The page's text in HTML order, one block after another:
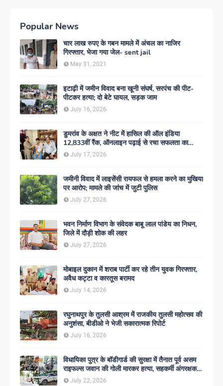
Popular News
चार लाख रुपए के गबन मामले में अंचल का नाजिर
गिरफ्तार, भेजा गया जेल- sent jail
May 31, 2021
इटाढ़ी में जमीन विवाद बना खूनी संघर्ष, सरपंच की पीट-
पीटकर हत्या; दो बेटे घायल, सड़क जाम
July 16, 2026
डुमरांव के अक्षत ने नीट में हासिल की ऑल इंडिया
12,833वीं रैंक, ऑनलाइन पढ़ाई से रचा सफलता का
इतिहास
July 17, 2026
जमीनी विवाद में लाइसेंसी रायफल से हमला करने का मुखिया
पर आरोप; मामले की जांच में जुटी पुलिस
July 27, 2026
भवन निर्माण विभाग के संवेदक बाबू लाल पांडेय का निधन,
जिले में दौड़ी शोक की लहर
July 27, 2026
मोबाइल दुकान में शराब पार्टी कर रहे तीन युवक गिरफ्तार,
अवैध कट्टा व कारतूस बरामद
July 14, 2026
रघुनाथपुर के तुलसी आश्रम में राजकीय तुलसी महोत्सव की
अनुशंसा, बीडीओ ने भेजी सकारात्मक रिपोर्ट
July 16, 2026
विधायिका पुत्र के बॉडीगार्ड की सुरक्षा में तैनात पूर्व असम
राइफल्स जवान की गोली मारकर हत्या, सहकर्मी अंगरक्षक
गिरफ्तार
July 22, 2026